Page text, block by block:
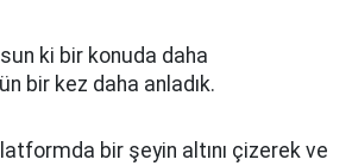
ki bir konuda daha
bir kez daha anladık.
bir şeyin altını çizerek ve